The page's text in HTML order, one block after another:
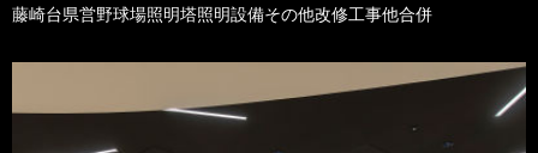
藤崎台県営野球場照明塔照明設備その他改修工事他合併